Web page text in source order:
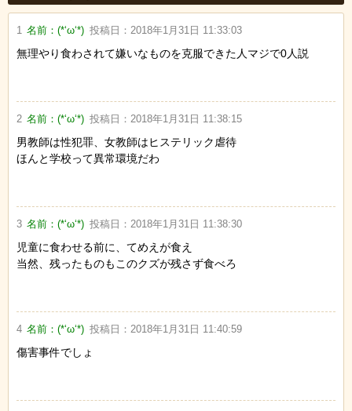
1 名前：(*‘ω‘*) 投稿日： 2018年1月31日 11:33:03
無理やり食わされて嫌いなものを克服できた人マジで0人説
2 名前：(*‘ω‘*) 投稿日： 2018年1月31日 11:38:15
男教師は性犯罪、女教師はヒステリック虐待
ほんと学校って異常環境だわ
3 名前：(*‘ω‘*) 投稿日： 2018年1月31日 11:38:30
児童に食わせる前に、てめえが食え
当然、残ったものもこのクズが残さず食べろ
4 名前：(*‘ω‘*) 投稿日： 2018年1月31日 11:40:59
傷害事件でしょ